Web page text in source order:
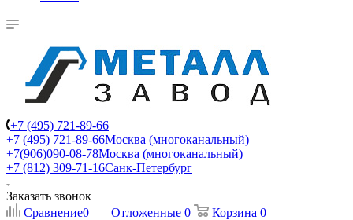
+7 (495) 721-89-66
+7 (495) 721-89-66Москва (многоканальный)
+7(906)090-08-78Москва (многоканальный)
+7 (812) 309-71-16Санк-Петербург
Заказать звонок
Сравнение0 Отложенные 0 Корзина 0